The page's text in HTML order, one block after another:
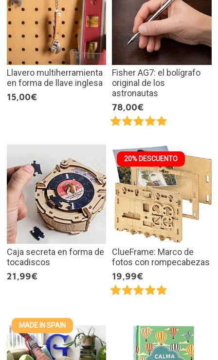
Llavero multiherramienta
en forma de llave inglesa
15,00€
Fisher AG7: el bolígrafo
original de los
astronautas
78,00€
Caja secreta en forma de
tocadiscos
21,99€
20% DESCUENTO
ClueFrame: Marco de
fotos con rompecabezas
19,99€
MADE IN SPAIN